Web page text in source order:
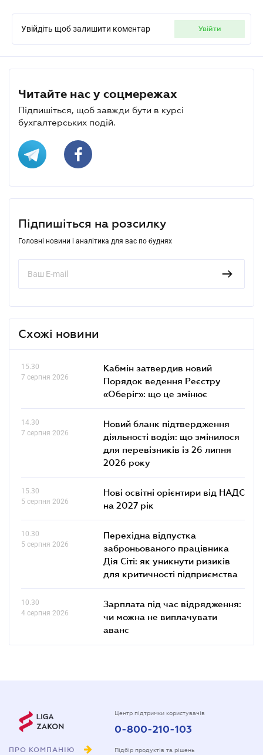
Увійдіть щоб залишити коментар увійти
Читайте нас у соцмережах
Підпишіться, щоб завжди бути в курсі
бухгалтерських подій.
Підпишіться на розсилку
Головні новини і аналітика для вас по буднях
Схожі новини
15.30
7 серпня 2026
Кабмін затвердив новий
Порядок ведення Реєстру
«Оберіг»: що це змінює
14.30
7 серпня 2026
Новий бланк підтвердження
діяльності водія: що змінилося
для перевізників із 26 липня
2026 року
15.30
5 серпня 2026
Нові освітні орієнтири від НАДС
на 2027 рік
10.30
5 серпня 2026
Перехідна відпустка
заброньованого працівника
Дія Сіті: як уникнути ризиків
для критичності підприємства
10.30
4 серпня 2026
Зарплата під час відрядження:
чи можна не виплачувати
аванс
ПРО КОМПАНІЮ
Центр підтримки користувачів
0-800-210-103
Підбір продуктів та рішень